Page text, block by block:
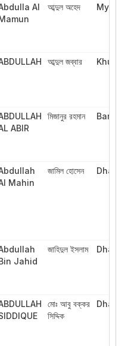
Al
আব্দুল অহেদ
আব্দুল জব্বার Khulna
ABIR
মিজানুর রহমান Barishal
Mahin
জামিল হোসেন Dhaka
Jahid
জাহিদুল ইসলাম Dhaka
মোঃ আবু বক্কর
সিদ্দিক
Dhaka